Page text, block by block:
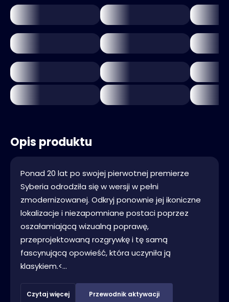
Opis produktu
Ponad 20 lat po swojej pierwotnej premierze
Syberia odrodziła się w wersji w pełni
zmodernizowanej. Odkryj ponownie jej ikoniczne
lokalizacje i niezapomniane postaci poprzez
oszałamiającą wizualną poprawę,
przeprojektowaną rozgrywkę i tę samą
fascynującą opowieść, która uczyniła ją
klasykiem.<...
Czytaj więcej Przewodnik aktywacji